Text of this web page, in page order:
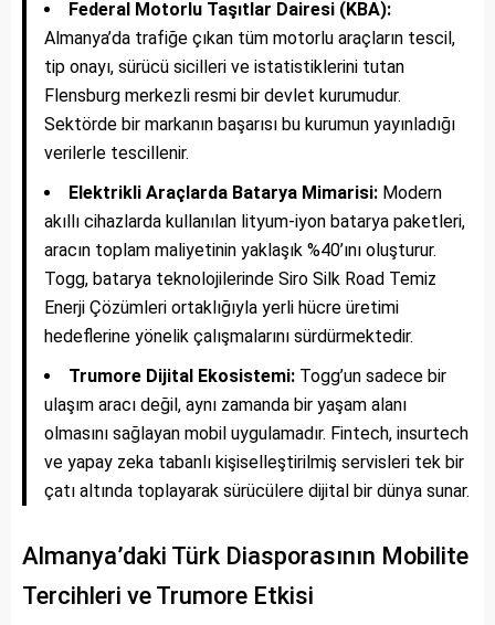
Federal Motorlu Taşıtlar Dairesi (KBA):
Almanya’da trafiğe çıkan tüm motorlu araçların tescil,
tip onayı, sürücü sicilleri ve istatistiklerini tutan
Flensburg merkezli resmi bir devlet kurumudur.
Sektörde bir markanın başarısı bu kurumun yayınladığı
verilerle tescillenir.
Elektrikli Araçlarda Batarya Mimarisi: Modern
akıllı cihazlarda kullanılan lityum-iyon batarya paketleri,
aracın toplam maliyetinin yaklaşık %40’ını oluşturur.
Togg, batarya teknolojilerinde Siro Silk Road Temiz
Enerji Çözümleri ortaklığıyla yerli hücre üretimi
hedeflerine yönelik çalışmalarını sürdürmektedir.
Trumore Dijital Ekosistemi: Togg’un sadece bir
ulaşım aracı değil, aynı zamanda bir yaşam alanı
olmasını sağlayan mobil uygulamadır. Fintech, insurtech
ve yapay zeka tabanlı kişiselleştirilmiş servisleri tek bir
çatı altında toplayarak sürücülere dijital bir dünya sunar.
Almanya’daki Türk Diasporasının Mobilite
Tercihleri ve Trumore Etkisi